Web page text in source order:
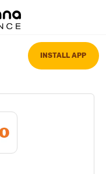
INSTALL APP